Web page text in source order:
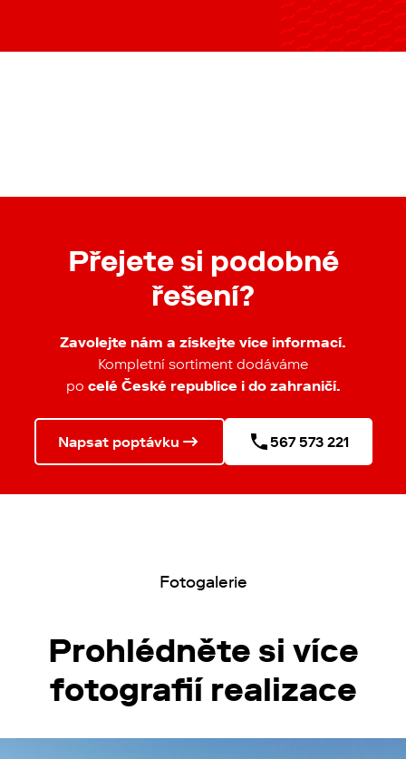
Přejete si podobné
řešení?
Zavolejte nám a získejte více informací.
Kompletní sortiment dodáváme
po celé České republice i do zahraničí.
Napsat poptávku 567 573 221
Fotogalerie
Prohlédněte si více
fotografií realizace